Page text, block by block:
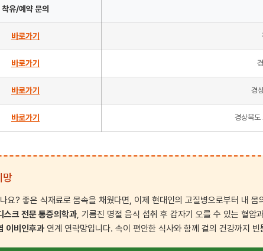
착유/예약 문의
바로가기
바로가기
바로가기 경
바로가기 경상북
망
요? 좋은 식재료로 몸속을 채웠다면, 이제 현대인의 고질병으로부터 내
스크 전문 통증의학과 , 기름진 명절 음식 섭취 후 갑자기 오를 수 있는 혈압
이비인후과 연계 연락망입니다. 속이 편안한 식사와 함께 겉의 건강까지